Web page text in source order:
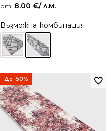
от: 8.00 €/ л.м.
Възможна комбинация
До -50%